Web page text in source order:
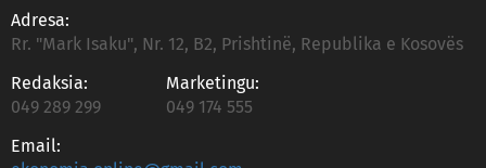
Adresa:
Rr. "Mark Isaku", Nr. 12, B2, Prishtinë, Republika e Kosovës
Redaksia:
049 289 299
Marketingu:
049 174 555
Email: